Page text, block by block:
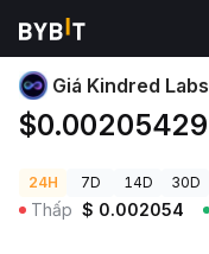
Giá Tiền Điện Tử
Giá Kindred Labs
$0.00205429
24H 7D 14D 30D
Thấp $ 0.002054